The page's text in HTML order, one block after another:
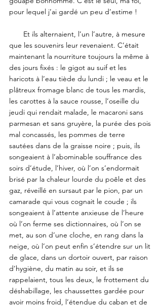
pour lequel j’ai gardé un peu d’estime !
que les souvenirs leur revenaient. C’était
maintenant la nourriture toujours la même à
des jours fixés : le gigot au suif et les
haricots à l’eau tiède du lundi ; le veau et le
plâtreux fromage blanc de tous les mardis,
les carottes à la sauce rousse, l’oseille du
jeudi qui rendait malade, le macaroni sans
parmesan et sans gruyère, la purée des pois
mal concassés, les pommes de terre
sautées dans de la graisse noire ; puis, ils
songeaient à l’abominable souffrance des
soirs d’étude, l’hiver, où l’on s’endormait
brisé par la chaleur lourde du poêle et des
gaz, réveillé en sursaut par le pion, par un
camarade qui vous cognait le coude ; ils
songeaient à l’attente anxieuse de l’heure
où l’on ferme ses dictionnaires, où l’on se
met, au son d’une cloche, en rang dans la
neige, où l’on peut enfin s’étendre sur un lit
de glace, dans un dortoir ouvert, par raison
d’hygiène, du matin au soir, et ils se
rappelaient, tous les deux, le frottement du
déshabillage, les chaussettes gardée pour
avoir moins froid, l’étendue du caban et de